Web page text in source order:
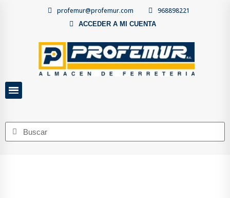
profemur@profemur.com 968898221
ACCEDER A MI CUENTA